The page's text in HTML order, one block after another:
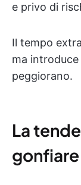
e privo di
Il tempo
ma
peggiorano.
La